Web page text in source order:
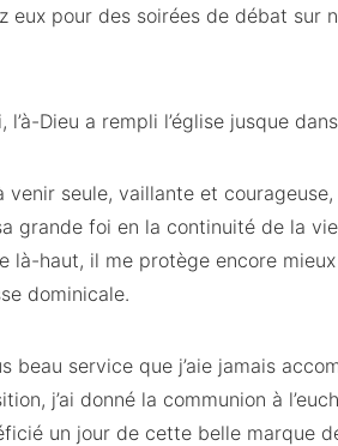
eux pour des soirées de débat
l’à-Dieu a rempli l’église jusque
venir seule, vaillante et
grande foi en la continuité de la
là-haut, il me protège encore
dominicale.
beau service que j’aie jamais
j’ai donné la communion à
un jour de cette belle marque